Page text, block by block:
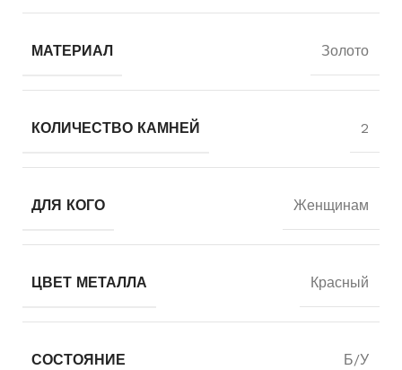
МАТЕРИАЛ Золото
КОЛИЧЕСТВО КАМНЕЙ 2
ДЛЯ КОГО Женщинам
ЦВЕТ МЕТАЛЛА Красный
СОСТОЯНИЕ Б/У